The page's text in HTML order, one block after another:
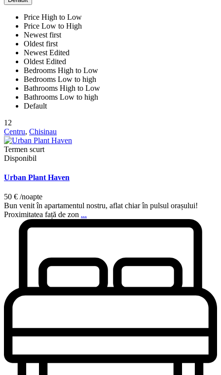
Price High to Low
Price Low to High
Newest first
Oldest first
Newest Edited
Oldest Edited
Bedrooms High to Low
Bedrooms Low to high
Bathrooms High to Low
Bathrooms Low to high
Default
12
Centru, Chisinau
Termen scurt
Disponibil
Urban Plant Haven
50 € /noapte
Bun venit în apartamentul nostru, aflat chiar în pulsul orașului!
Proximitatea față de zon ...